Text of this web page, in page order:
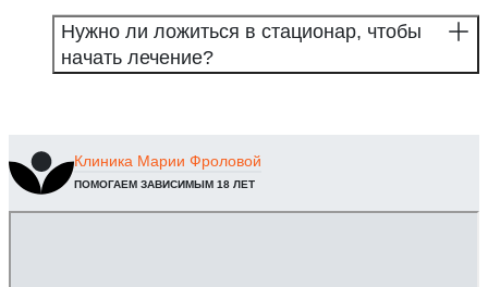
Нужно ли ложиться в стационар, чтобы
начать лечение?
Клиника Марии Фроловой
ПОМОГАЕМ ЗАВИСИМЫМ 18 ЛЕТ